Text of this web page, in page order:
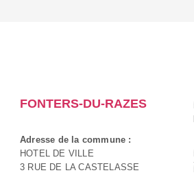
FONTERS-DU-RAZES
Adresse de la commune :
HOTEL DE VILLE
3 RUE DE LA CASTELASSE